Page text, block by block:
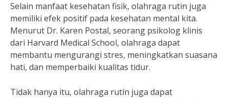
Selain manfaat kesehatan fisik, olahraga rutin juga
memiliki efek positif pada kesehatan mental kita.
Menurut Dr. Karen Postal, seorang psikolog klinis
dari Harvard Medical School, olahraga dapat
membantu mengurangi stres, meningkatkan suasana
hati, dan memperbaiki kualitas tidur.
Tidak hanya itu, olahraga rutin juga dapat